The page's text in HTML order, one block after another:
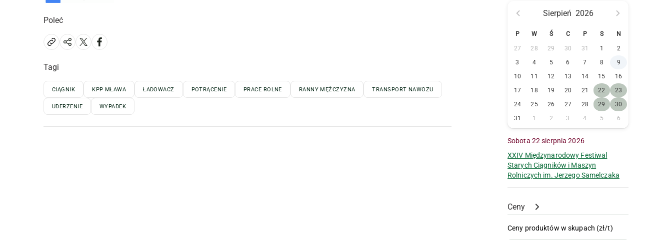
Poleć
Tagi
CIĄGNIK KPP MŁAWA ŁADOWACZ POTRĄCENIE PRACE ROLNE RANNY MĘŻCZYZNA TRANSPORT NAWOZU
UDERZENIE WYPADEK
Sierpień 2026
P W Ś C P S N
27 28 29 30 31 1
2
3
4 5 6 7 8
9
10
11 12 13 14 15
16
17
18 19 20 21 22
23
24
25 26 27 28 29
30
31
1 2 3 4 5 6
Sobota 22 sierpnia 2026
XXIV Międzynarodowy Festiwal
Starych Ciągników i Maszyn
Rolniczych im. Jerzego Samelczaka
Ceny
Ceny produktów w skupach (zł/t)